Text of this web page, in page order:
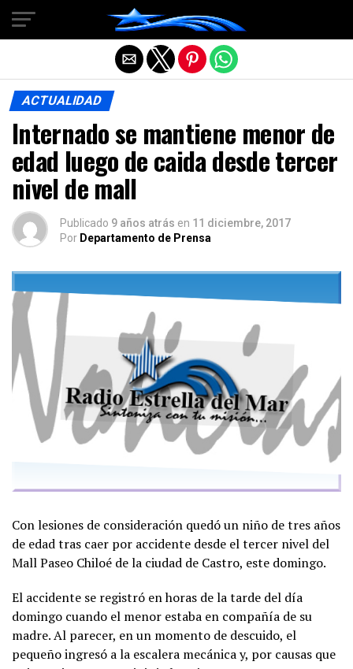
ACTUALIDAD
Internado se mantiene menor de
edad luego de caida desde tercer
nivel de mall
Publicado 9 años atrás en 11 diciembre, 2017
Por Departamento de Prensa
Con lesiones de consideración quedó un niño de tres años
de edad tras caer por accidente desde el tercer nivel del
Mall Paseo Chiloé de la ciudad de Castro, este domingo.
El accidente se registró en horas de la tarde del día
domingo cuando el menor estaba en compañía de su
madre. Al parecer, en un momento de descuido, el
pequeño ingresó a la escalera mecánica y, por causas que
Salir de la versión móvil